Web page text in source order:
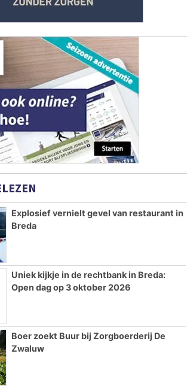
Explosief vernielt gevel van restaurant in
Breda
Uniek kijkje in de rechtbank in Breda:
Open dag op 3 oktober 2026
Boer zoekt Buur bij Zorgboerderij De
Zwaluw